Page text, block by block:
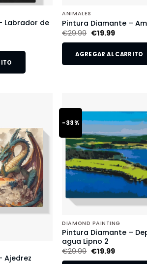
Labrador de
ANIMALES
Pintura Diamante –
€29.99 €19.99
AGREGAR AL CARRITO
Ajedrez
-33%
DIAMOND PAINTING
Pintura Diamante –
agua Lipno 2
€29.99 €19.99